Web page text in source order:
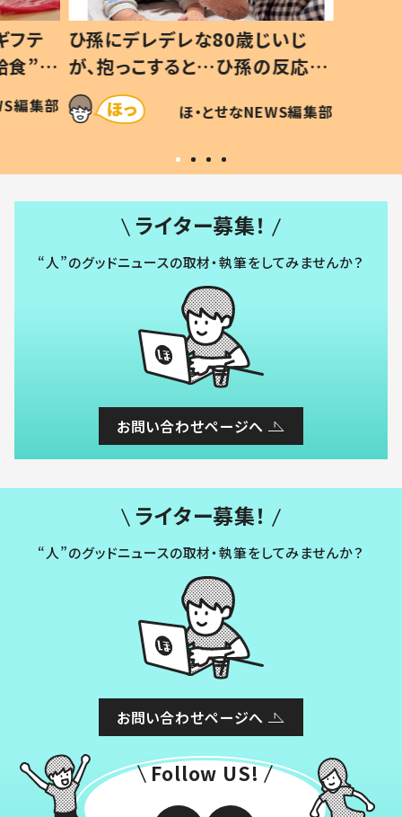
フテ
食”を
親
編集部
ひ孫にデレデレな80歳じいじ
が、抱っこすると…ひ孫の反応に
「涙が出ました」「可愛くて仕方な
い」
ほ・とせなNEWS編集部
ライター募集！
“人”のグッドニュースの取材・執筆をしてみませんか？
お問い合わせページへ
ライター募集！
“人”のグッドニュースの取材・執筆をしてみませんか？
お問い合わせページへ
Follow US!